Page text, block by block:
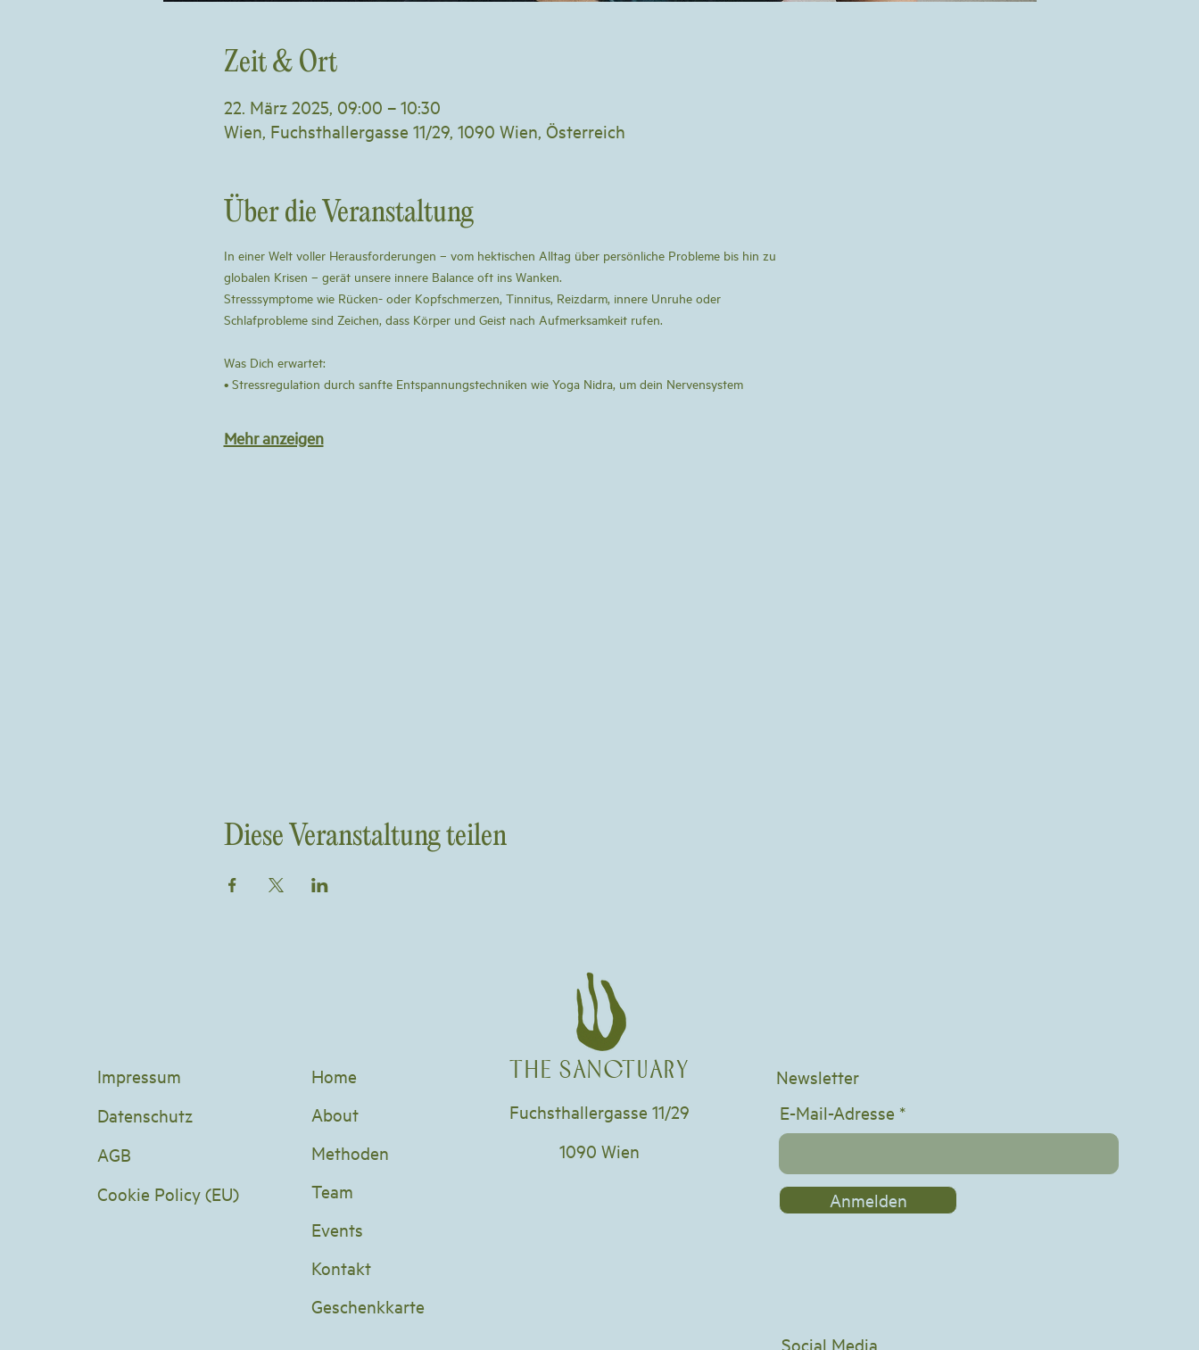
Zeit & Ort
22. März 2025, 09:00 – 10:30
Wien, Fuchsthallergasse 11/29, 1090 Wien, Österreich
Über die Veranstaltung
In einer Welt voller Herausforderungen – vom hektischen Alltag über persönliche Probleme bis hin zu
globalen Krisen – gerät unsere innere Balance oft ins Wanken.
Stresssymptome wie Rücken- oder Kopfschmerzen, Tinnitus, Reizdarm, innere Unruhe oder
Schlafprobleme sind Zeichen, dass Körper und Geist nach Aufmerksamkeit rufen.
Was Dich erwartet:
• Stressregulation durch sanfte Entspannungstechniken wie Yoga Nidra, um dein Nervensystem
Mehr anzeigen
Diese Veranstaltung teilen
Impressum
Datenschutz
AGB
Cookie Policy (EU)
Home
About
Methoden
Team
Events
Kontakt
Geschenkkarte
THE SANCTUARY
Fuchsthallergasse 11/29
1090 Wien
Newsletter
E-Mail-Adresse
Anmelden
Social Media